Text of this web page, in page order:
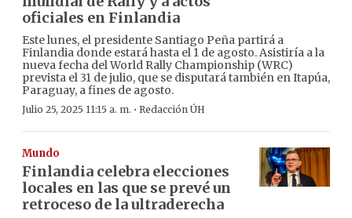
oficiales en Finlandia
Este lunes, el presidente Santiago Peña partirá a
Finlandia donde estará hasta el 1 de agosto. Asistiría a la
nueva fecha del World Rally Championship (WRC)
prevista el 31 de julio, que se disputará también en Itapúa,
Paraguay, a fines de agosto.
Julio 25, 2025 11:15 a. m. · Redacción ÚH
Mundo
Finlandia celebra elecciones
locales en las que se prevé un
retroceso de la ultraderecha